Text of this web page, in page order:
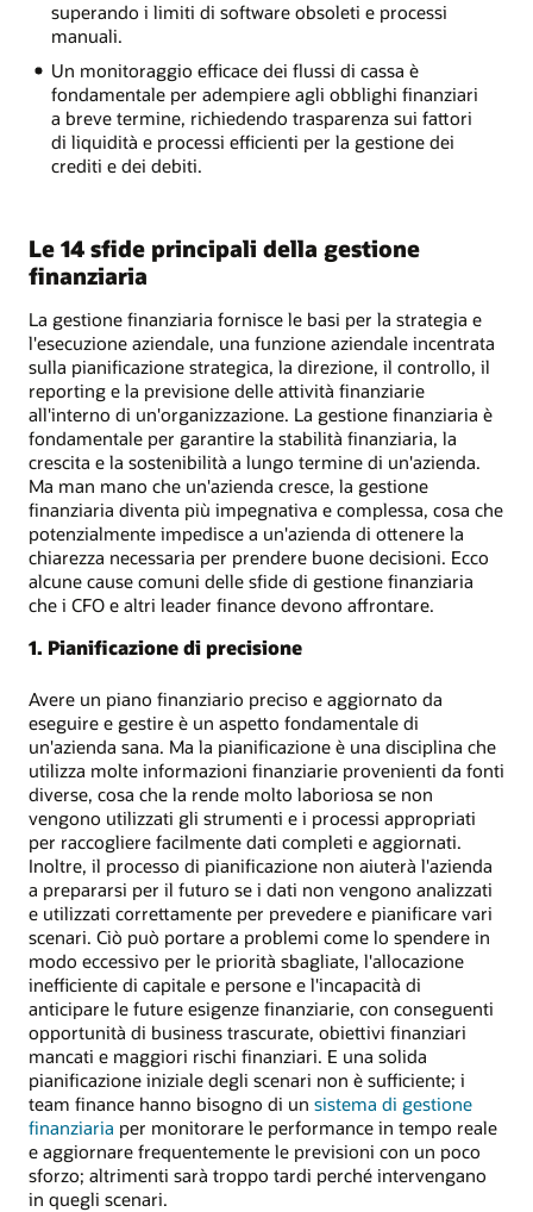
superando i limiti di software obsoleti e processi
manuali.
Un monitoraggio efficace dei flussi di cassa è
fondamentale per adempiere agli obblighi finanziari
a breve termine, richiedendo trasparenza sui fattori
di liquidità e processi efficienti per la gestione dei
crediti e dei debiti.
Le 14 sfide principali della gestione
finanziaria
La gestione finanziaria fornisce le basi per la strategia e
l'esecuzione aziendale, una funzione aziendale incentrata
sulla pianificazione strategica, la direzione, il controllo, il
reporting e la previsione delle attività finanziarie
all'interno di un'organizzazione. La gestione finanziaria è
fondamentale per garantire la stabilità finanziaria, la
crescita e la sostenibilità a lungo termine di un'azienda.
Ma man mano che un'azienda cresce, la gestione
finanziaria diventa più impegnativa e complessa, cosa che
potenzialmente impedisce a un'azienda di ottenere la
chiarezza necessaria per prendere buone decisioni. Ecco
alcune cause comuni delle sfide di gestione finanziaria
che i CFO e altri leader finance devono affrontare.
1. Pianificazione di precisione
Avere un piano finanziario preciso e aggiornato da
eseguire e gestire è un aspetto fondamentale di
un'azienda sana. Ma la pianificazione è una disciplina che
utilizza molte informazioni finanziarie provenienti da fonti
diverse, cosa che la rende molto laboriosa se non
vengono utilizzati gli strumenti e i processi appropriati
per raccogliere facilmente dati completi e aggiornati.
Inoltre, il processo di pianificazione non aiuterà l'azienda
a prepararsi per il futuro se i dati non vengono analizzati
e utilizzati correttamente per prevedere e pianificare vari
scenari. Ciò può portare a problemi come lo spendere in
modo eccessivo per le priorità sbagliate, l'allocazione
inefficiente di capitale e persone e l'incapacità di
anticipare le future esigenze finanziarie, con conseguenti
opportunità di business trascurate, obiettivi finanziari
mancati e maggiori rischi finanziari. E una solida
pianificazione iniziale degli scenari non è sufficiente; i
team finance hanno bisogno di un sistema di gestione
finanziaria per monitorare le performance in tempo reale
e aggiornare frequentemente le previsioni con un poco
sforzo; altrimenti sarà troppo tardi perché intervengano
in quegli scenari.